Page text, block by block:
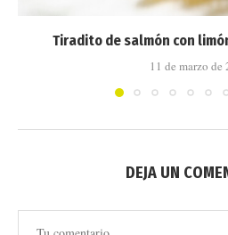
Tiradito de salmón con
11 de marzo de
DEJA UN